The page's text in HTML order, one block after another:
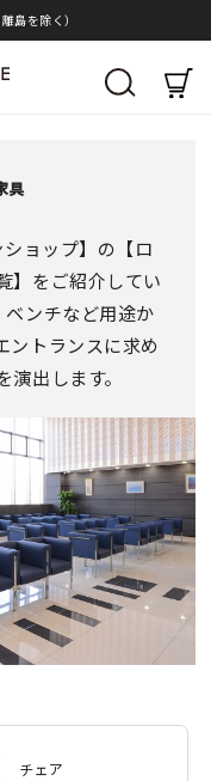
島を除く）
具
ショップ】の【ロ
】をご紹介してい
ベンチなど用途か
ントランスに求め
出します。
チェア